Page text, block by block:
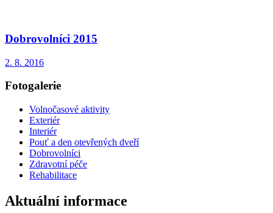
Dobrovolníci 2015
2. 8. 2016
Fotogalerie
Volnočasové aktivity
Exteriér
Interiér
Pouť a den otevřených dveří
Dobrovolníci
Zdravotní péče
Rehabilitace
Aktuální informace